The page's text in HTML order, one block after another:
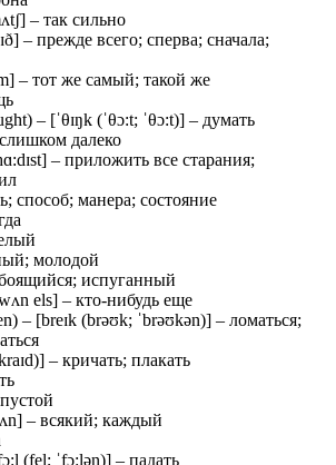
– так сильно
– прежде всего; сперва; сначала;
– тот же самый; такой же
– [ˈθɪŋk (ˈθɔ:t; ˈθɔ:t)] – думать
далеко
– приложить все старания;
способ; манера; состояние
молодой
испуганный
els] – кто-нибудь еще
– [breɪk (brəʊk; ˈbrəʊkən)] – ломаться;
– кричать; плакать
– всякий; каждый
(fel; ˈfɔ:lən)] – падать